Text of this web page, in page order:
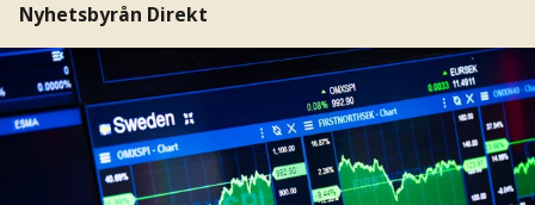
Nyhetsbyrån Direkt